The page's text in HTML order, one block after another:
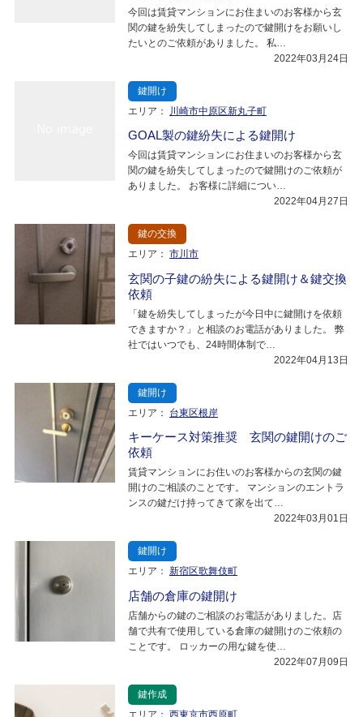
今回は賃貸マンションにお住まいのお客様から玄
関の鍵を紛失してしまったので鍵開けをお願いし
たいとのご依頼がありました。 私…
2022年03月24日
鍵開け
エリア：
川崎市中原区新丸子町
GOAL製の鍵紛失による鍵開け
今回は賃貸マンションにお住まいのお客様から玄
関の鍵を紛失してしまったので鍵開けのご依頼が
ありました。 お客様に詳細につい…
2022年04月27日
鍵の交換
エリア： 市川市
玄関の子鍵の紛失による鍵開け＆鍵交換
依頼
「鍵を紛失してしまったが今日中に鍵開けを依頼
できますか？」と相談のお電話がありました。 弊
社ではいつでも、24時間体制で…
2022年04月13日
鍵開け
エリア：
台東区根岸
キーケース対策推奨 玄関の鍵開けのご
依頼
賃貸マンションにお住いのお客様からの玄関の鍵
開けのご相談のことです。 マンションのエントラ
ンスの鍵だけ持ってきて家を出て…
2022年03月01日
鍵開け
エリア： 新宿区歌舞伎町
店舗の倉庫の鍵開け
店舗からの鍵のご相談のお電話がありました。店
舗で共有で使用している倉庫の鍵開けのご依頼の
ことです。 ロッカーの用な鍵を使…
2022年07月09日
鍵作成
エリア： 西東京市西原町